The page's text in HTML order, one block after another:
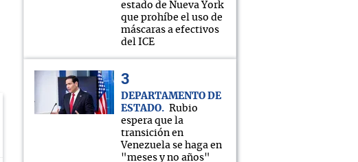
estado de Nueva York
que prohíbe el uso de
máscaras a efectivos
del ICE
DEPARTAMENTO DE
ESTADO
Rubio
espera que la
transición en
Venezuela se haga en
"meses y no años"